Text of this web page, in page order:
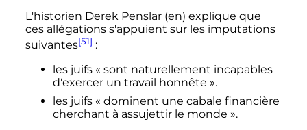
L'historien Derek Penslar (en) explique que
ces allégations s'appuient sur les imputations
suivantes[51] :
les juifs « sont naturellement incapables
d'exercer un travail honnête ».
les juifs « dominent une cabale financière
cherchant à assujettir le monde ».